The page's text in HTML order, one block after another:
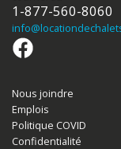
1-877-560-8060
info
Nous joindre
Emplois
Politique COVID
Confidentialité